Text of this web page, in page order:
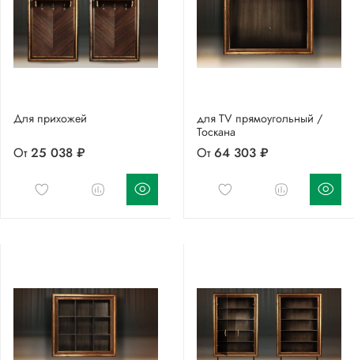
Для прихожей
От 25 038 ₽
для TV прямоугольный /
Тоскана
От 64 303 ₽